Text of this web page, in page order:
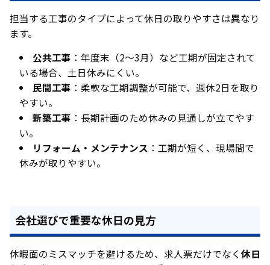
担当する工事のタイプによって休日の取りやすさは異なり
ます。
公共工事 ：年度末（2〜3月）など工期が固定されて
いる場合、土日休みにくい。
民間工事 ：柔軟な工期調整が可能で、週休2日を取り
やすい。
新築工事 ：長期計画のため休みの見通しが立てやす
い。
リフォーム・メンテナンス ：工期が短く、現場間で
休みが取りやすい。
会社選びで重要な休日の見方
休暇面のミスマッチを避けるため、求人票だけでなく 休日